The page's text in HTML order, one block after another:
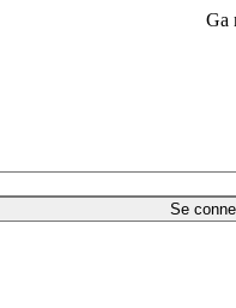
Ga
Se